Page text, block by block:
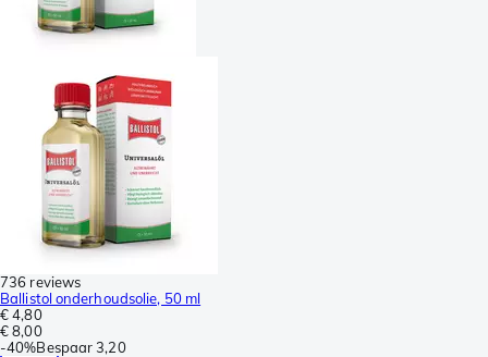
736 reviews
Ballistol onderhoudsolie, 50 ml
€ 4,80
€ 8,00
-40%Bespaar 3,20